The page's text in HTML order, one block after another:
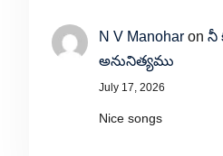
N V Manoharon నీ
అనునిత్యము
July 17, 2026
Nice songs